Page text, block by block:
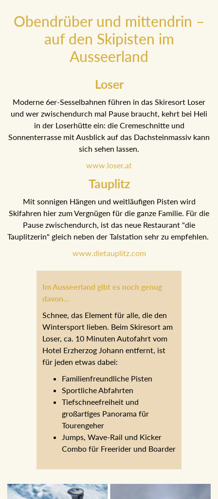
Obendrüber und mittendrin –
auf den Skipisten im
Ausseerland
Loser
Moderne 6er-Sesselbahnen führen in das Skiresort Loser
und wer zwischendurch mal Pause braucht, kehrt bei Heli
in der Loserhütte ein: die Cremeschnitte und
Sonnenterrasse mit Ausblick auf das Dachsteinmassiv kann
sich sehen lassen.
www.loser.at
Tauplitz
Mit sonnigen Hängen und weitläufigen Pisten wird
Skifahren hier zum Vergnügen für die ganze Familie. Für die
Pause zwischendurch, ist das neue Restaurant "die
Tauplitzerin" gleich neben der Talstation sehr zu empfehlen.
www.dietauplitz.com
Im Ausseerland gibt es noch genug
davon...
Schnee, das Element für alle, die den
Wintersport lieben. Beim Skiresort am
Loser, ca. 10 Minuten Autofahrt vom
Hotel Erzherzog Johann entfernt, ist
für jeden etwas dabei:
Familienfreundliche Pisten
Sportliche Abfahrten
Tiefschneefreiheit und
großartiges Panorama für
Tourengeher
Jumps, Wave-Rail und Kicker
Combo für Freerider und Boarder